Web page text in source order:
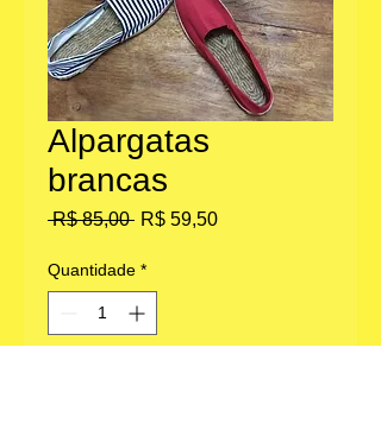
Alpargatas
brancas
R$ 85,00 Preço
R$ 59,50Preço
Quantidade *